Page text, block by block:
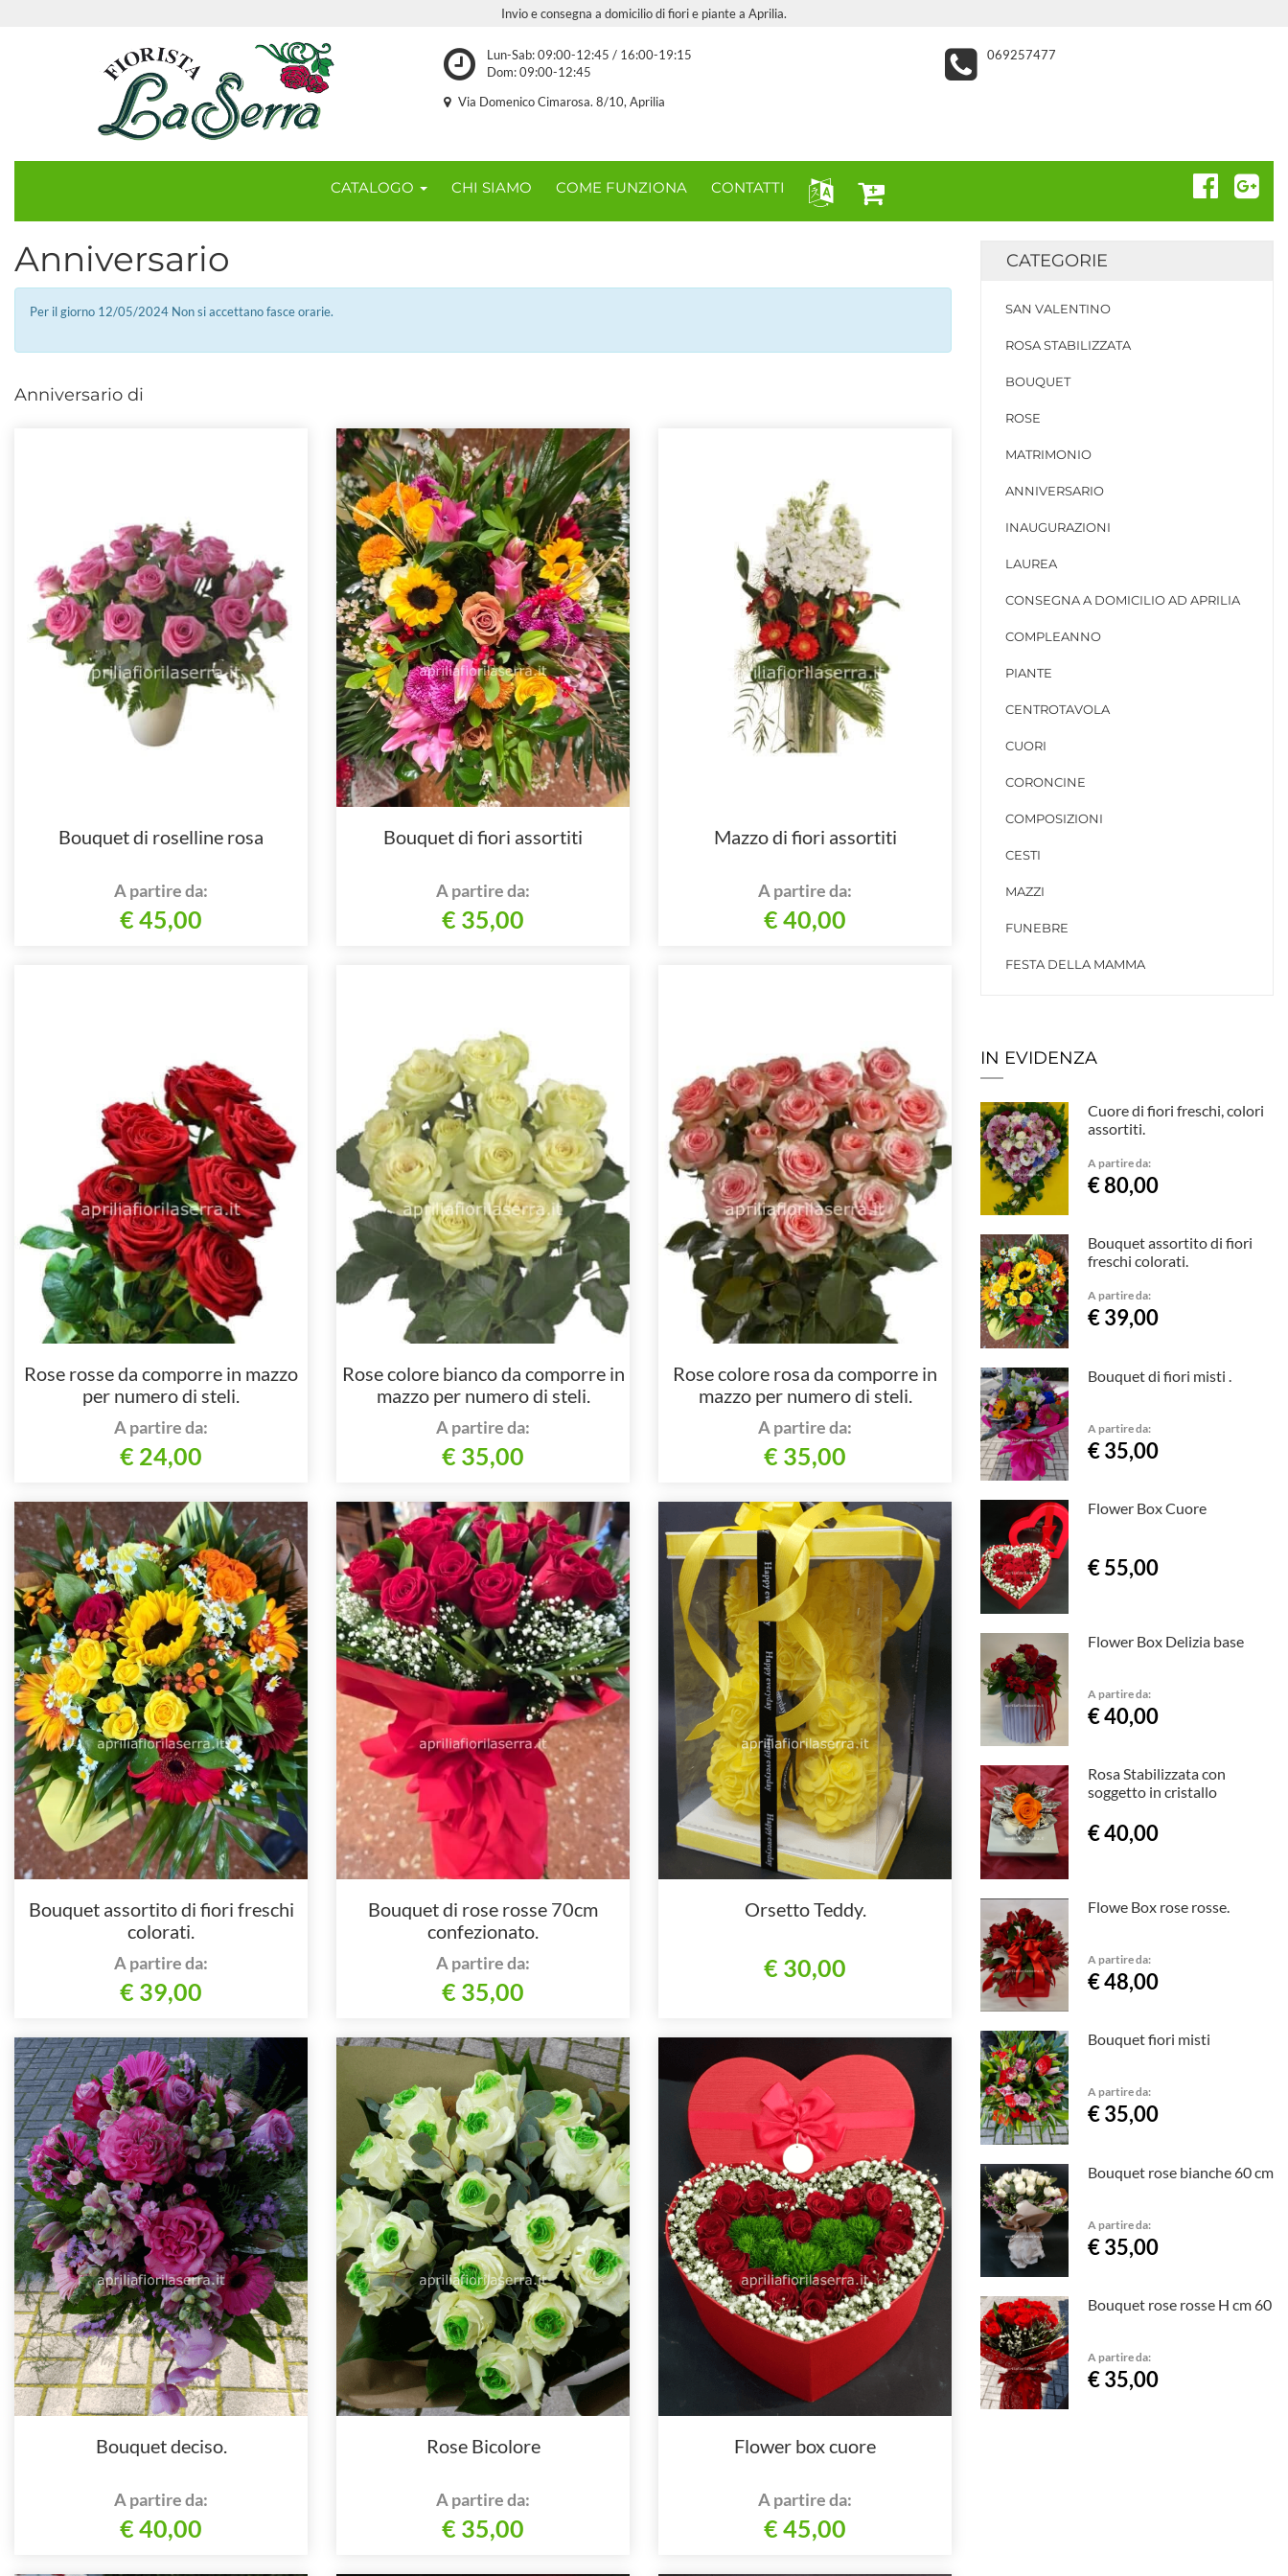
Invio e consegna a domicilio di fiori e piante a Aprilia.
Lun-Sab: 09:00-12:45 / 16:00-19:15
Dom: 09:00-12:45
069257477
Via Domenico Cimarosa. 8/10, Aprilia
CATALOGO CHI SIAMO COME FUNZIONA CONTATTI
Anniversario
Per il giorno 12/05/2024 Non si accettano fasce orarie.
Anniversario di
Bouquet di roselline rosa
A partire da:
€ 45,00
Bouquet di fiori assortiti
A partire da:
€ 35,00
Mazzo di fiori assortiti
A partire da:
€ 40,00
Rose rosse da comporre in mazzo
per numero di steli.
A partire da:
€ 24,00
Rose colore bianco da comporre in
mazzo per numero di steli.
A partire da:
€ 35,00
Rose colore rosa da comporre in
mazzo per numero di steli.
A partire da:
€ 35,00
Bouquet assortito di fiori freschi
colorati.
A partire da:
€ 39,00
Bouquet di rose rosse 70cm
confezionato.
A partire da:
€ 35,00
Orsetto Teddy.
€ 30,00
Bouquet deciso.
A partire da:
€ 40,00
Rose Bicolore
A partire da:
€ 35,00
Flower box cuore
A partire da:
€ 45,00
CATEGORIE
SAN VALENTINO
ROSA STABILIZZATA
BOUQUET
ROSE
MATRIMONIO
ANNIVERSARIO
INAUGURAZIONI
LAUREA
CONSEGNA A DOMICILIO AD APRILIA
COMPLEANNO
PIANTE
CENTROTAVOLA
CUORI
CORONCINE
COMPOSIZIONI
CESTI
MAZZI
FUNEBRE
FESTA DELLA MAMMA
IN EVIDENZA
Cuore di fiori freschi, colori
assortiti.
A partire da:
€ 80,00
Bouquet assortito di fiori
freschi colorati.
A partire da:
€ 39,00
Bouquet di fiori misti .
A partire da:
€ 35,00
Flower Box Cuore
€ 55,00
Flower Box Delizia base
A partire da:
€ 40,00
Rosa Stabilizzata con
soggetto in cristallo
€ 40,00
Flowe Box rose rosse.
A partire da:
€ 48,00
Bouquet fiori misti
A partire da:
€ 35,00
Bouquet rose bianche 60 cm
A partire da:
€ 35,00
Bouquet rose rosse H cm 60
A partire da:
€ 35,00